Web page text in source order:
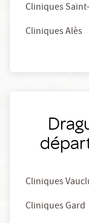
Cliniques
Cliniques Alès
Cliniques
Cliniques Gard